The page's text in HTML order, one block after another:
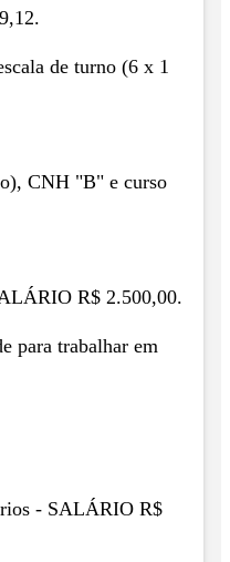
de turno (6 x 1
CNH "B" e curso
R$ 2.500,00.
para trabalhar em
- SALÁRIO R$